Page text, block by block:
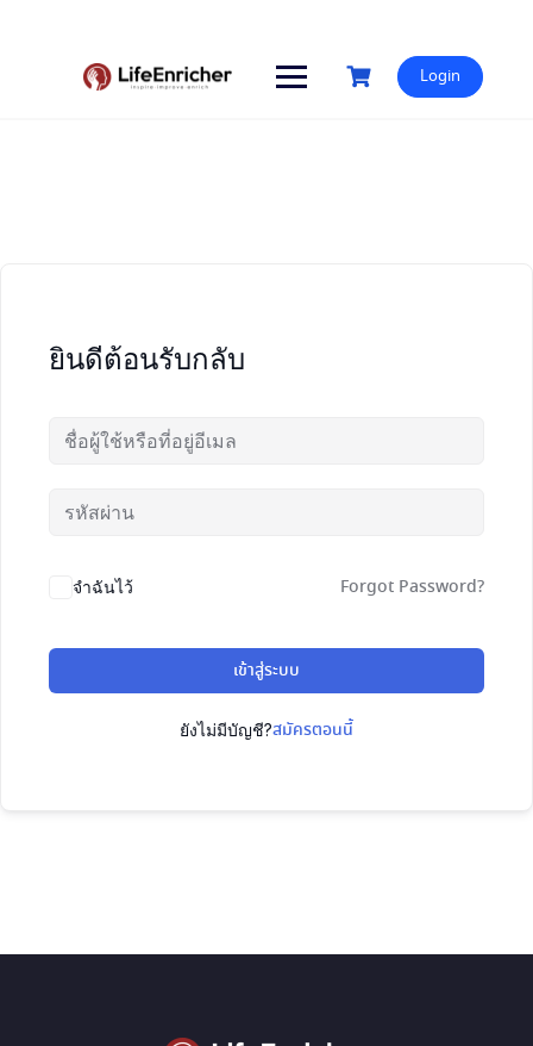
Login
ยินดีต้อนรับกลับ
จำฉันไว้ Forgot Password?
เข้าสู่ระบบ
ยังไม่มีบัญชี?สมัครตอนนี้